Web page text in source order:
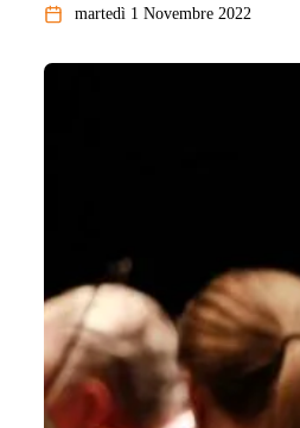
martedì 1 Novembre 2022